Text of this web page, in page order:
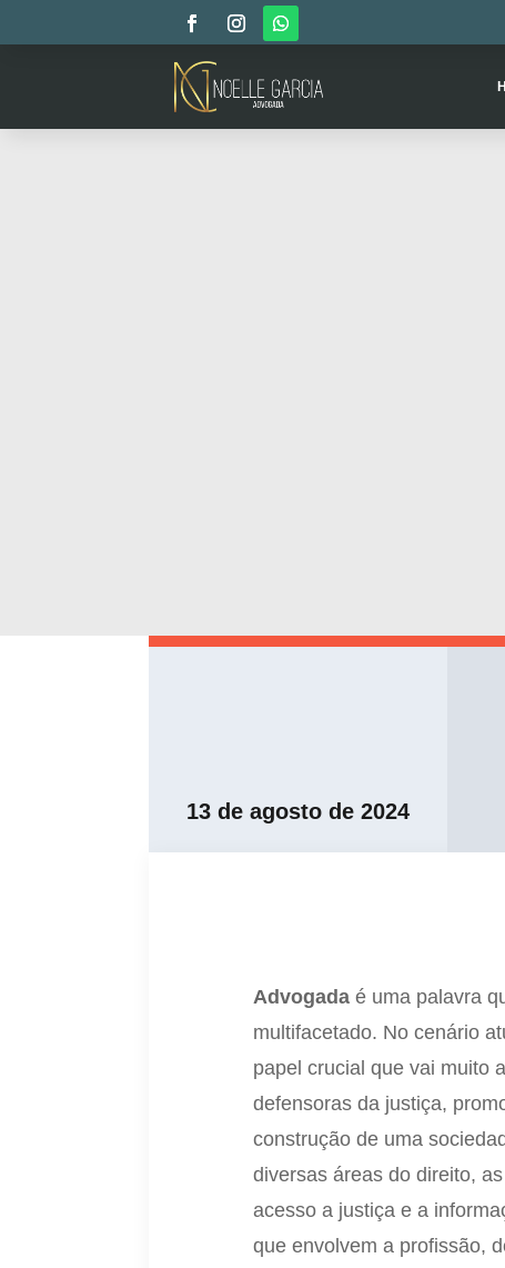
13 de agosto de 2024
Advogada é uma palavra
multifacetado. No cenário
papel crucial que vai muito
defensoras da justiça,
construção de uma
diversas áreas do direito,
acesso a justiça e a
que envolvem a profissão,